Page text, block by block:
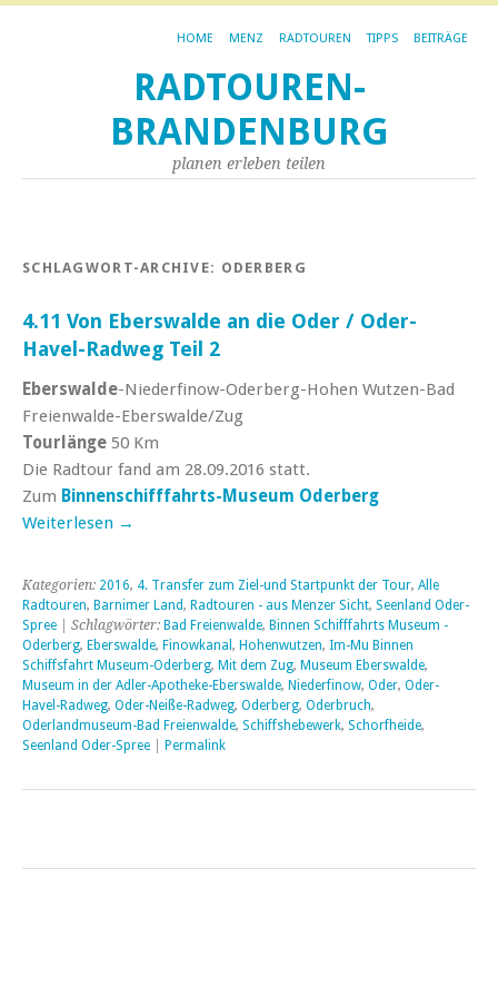
HOME MENZ RADTOUREN TIPPS BEITRÄGE
RADTOUREN-
BRANDENBURG
planen erleben teilen
SCHLAGWORT-ARCHIVE: ODERBERG
4.11 Von Eberswalde an die Oder / Oder-
Havel-Radweg Teil 2
Eberswalde-Niederfinow-Oderberg-Hohen Wutzen-Bad
Freienwalde-Eberswalde/Zug
Tourlänge 50 Km
Die Radtour fand am 28.09.2016 statt.
Zum Binnenschifffahrts-Museum Oderberg
Weiterlesen →
Kategorien: 2016, 4. Transfer zum Ziel-und Startpunkt der Tour, Alle
Radtouren, Barnimer Land, Radtouren - aus Menzer Sicht, Seenland Oder-
Spree | Schlagwörter: Bad Freienwalde, Binnen Schifffahrts Museum -
Oderberg, Eberswalde, Finowkanal , Hohenwutzen, Im-Mu Binnen
Schiffsfahrt Museum-Oderberg, Mit dem Zug, Museum Eberswalde,
Museum in der Adler-Apotheke-Eberswalde, Niederfinow, Oder, Oder-
Havel-Radweg, Oder-Neiße-Radweg, Oderberg, Oderbruch,
Oderlandmuseum-Bad Freienwalde, Schiffshebewerk, Schorfheide,
Seenland Oder-Spree
Permalink